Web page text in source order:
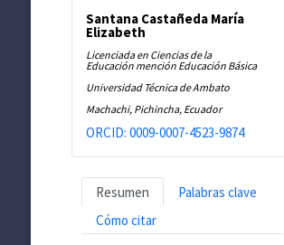
Santana Castañeda María
Elizabeth
Licenciada en Ciencias de la
Educación mención Educación Básica
Universidad Técnica de Ambato
Machachi, Pichincha, Ecuador
ORCID: 0009-0007-4523-9874
Resumen
Palabras clave
Cómo citar